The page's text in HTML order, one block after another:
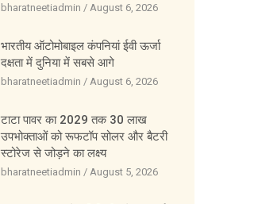
bharatneetiadmin August 6, 2026
भारतीय ऑटोमोबाइल कंपनियां ईवी ऊर्जा
दक्षता में दुनिया में सबसे आगे
bharatneetiadmin August 6, 2026
टाटा पावर का 2029 तक 30 लाख
उपभोक्ताओं को रूफटॉप सोलर और बैटरी
स्टोरेज से जोड़ने का लक्ष्य
bharatneetiadmin August 5, 2026